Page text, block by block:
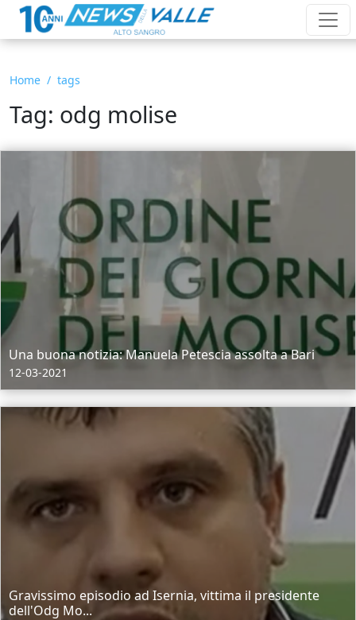
Home tags
Tag: odg molise
Una buona notizia: Manuela Petescia assolta a Bari
12-03-2021
Gravissimo episodio ad Isernia, vittima il presidente
dell'Odg Mo...